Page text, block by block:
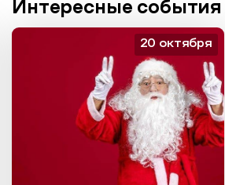
Интересные события
20 октября